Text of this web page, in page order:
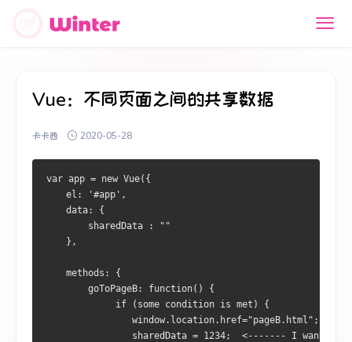
Vue：不同页面之间的共享数据
卡卡西 2020-05-28
var app = new Vue({
    el: '#app',
    data: {
        sharedData : ""
    },
    methods: {
        goToPageB: function() {
             if (some condition is met) {
                window.location.href="pageB.html";
sharedData = 1234;  <------- I want to